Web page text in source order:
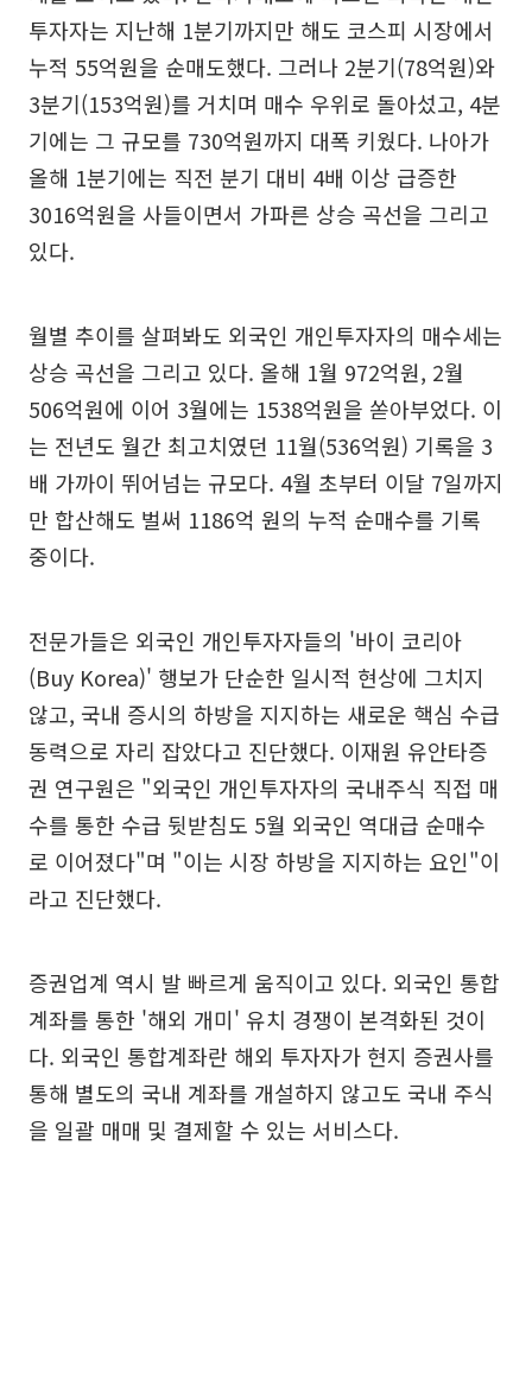
투자자는 지난해 1분기까지만 해도 코스피 시장에서
누적 55억원을 순매도했다. 그러나 2분기(78억원)와
3분기(153억원)를 거치며 매수 우위로 돌아섰고, 4분
기에는 그 규모를 730억원까지 대폭 키웠다. 나아가
올해 1분기에는 직전 분기 대비 4배 이상 급증한
3016억원을 사들이면서 가파른 상승 곡선을 그리고
있다.
월별 추이를 살펴봐도 외국인 개인투자자의 매수세는
상승 곡선을 그리고 있다. 올해 1월 972억원, 2월
506억원에 이어 3월에는 1538억원을 쏟아부었다. 이
는 전년도 월간 최고치였던 11월(536억원) 기록을 3
배 가까이 뛰어넘는 규모다. 4월 초부터 이달 7일까지
만 합산해도 벌써 1186억 원의 누적 순매수를 기록
중이다.
전문가들은 외국인 개인투자자들의 '바이 코리아
(Buy Korea)' 행보가 단순한 일시적 현상에 그치지
않고, 국내 증시의 하방을 지지하는 새로운 핵심 수급
동력으로 자리 잡았다고 진단했다. 이재원 유안타증
권 연구원은 "외국인 개인투자자의 국내주식 직접 매
수를 통한 수급 뒷받침도 5월 외국인 역대급 순매수
로 이어졌다"며 "이는 시장 하방을 지지하는 요인"이
라고 진단했다.
증권업계 역시 발 빠르게 움직이고 있다. 외국인 통합
계좌를 통한 '해외 개미' 유치 경쟁이 본격화된 것이
다. 외국인 통합계좌란 해외 투자자가 현지 증권사를
통해 별도의 국내 계좌를 개설하지 않고도 국내 주식
을 일괄 매매 및 결제할 수 있는 서비스다.